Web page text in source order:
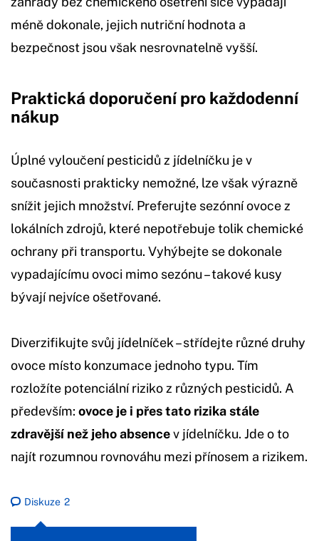
méně dokonale, jejich nutriční hodnota a
bezpečnost jsou však nesrovnatelně vyšší.
Praktická doporučení pro každodenní
nákup
Úplné vyloučení pesticidů z jídelníčku je v
současnosti prakticky nemožné, lze však výrazně
snížit jejich množství. Preferujte sezónní ovoce z
lokálních zdrojů, které nepotřebuje tolik chemické
ochrany při transportu. Vyhýbejte se dokonale
vypadajícímu ovoci mimo sezónu – takové kusy
bývají nejvíce ošetřované.
Diverzifikujte svůj jídelníček – střídejte různé druhy
ovoce místo konzumace jednoho typu. Tím
rozložíte potenciální riziko z různých pesticidů. A
především: ovoce je i přes tato rizika stále
zdravější než jeho absencev jídelníčku. Jde o to
najít rozumnou rovnováhu mezi přínosem a rizikem.
Diskuze 2